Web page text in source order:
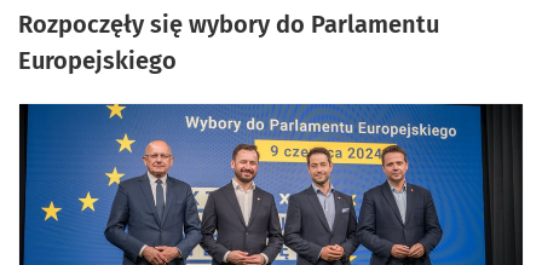
Rozpoczęły się wybory do Parlamentu
Europejskiego